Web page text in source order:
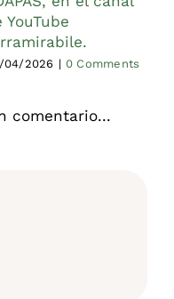
YouTube
04/2026 | 0 Comments
comentario...